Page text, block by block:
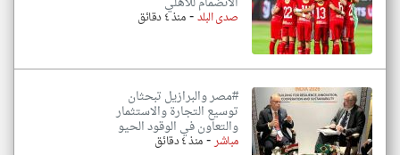
صدى البلد-منذ ٤ دقائق
#مصر والبرازيل تبحثان
توسيع التجارة والاستثمار
والتعاون في الوقود الحيو
مباشر-منذ ٤ دقائق